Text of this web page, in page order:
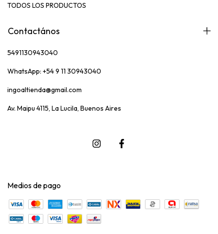
TODOS LOS PRODUCTOS
Contactános
5491130943040
WhatsApp: +54 9 11 30943040
ingoaltienda@gmail.com
Av. Maipu 4115, La Lucila, Buenos Aires
Medios de pago